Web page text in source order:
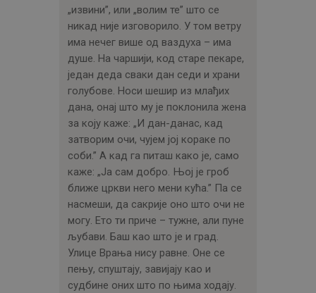
„извини”, или „волим те” што се
никад није изговорило. У том ветру
има нечег више од ваздуха – има
душе. На чаршији, код старе пекаре,
један деда сваки дан седи и храни
голубове. Носи шешир из млађих
дана, онај што му је поклонила жена
за коју каже: „И дан-данас, кад
затворим очи, чујем јој кораке по
соби.” А кад га питаш како је, само
каже: „Ја сам добро. Њој је гроб
ближе цркви него мени кућа.” Па се
насмеши, да сакрије оно што очи не
могу. Ето ти приче – тужне, али пуне
љубави. Баш као што је и град.
Улице Врања нису равне. Оне се
пењу, спуштају, завијају као и
судбине оних што по њима ходају.